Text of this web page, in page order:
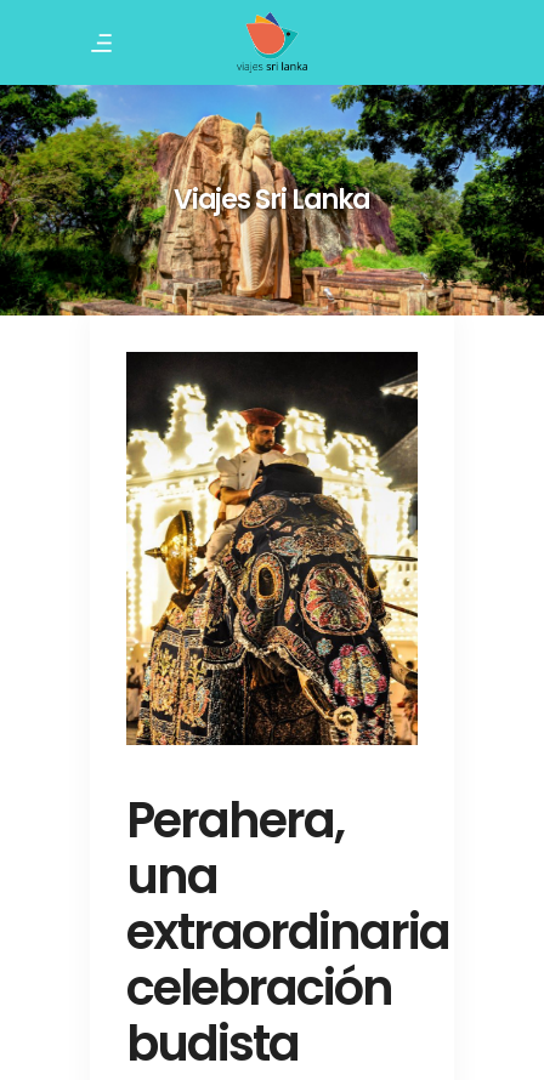
Viajes Sri Lanka
Perahera,
una
extraordinaria
celebración
budista